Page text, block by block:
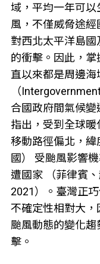
域，平均一年可
風，不僅威脅途
對西北太平洋島
的衝擊。因此，
直以來都是周邊海
（
合國政府間氣候
指出，受到全球暖
移動路徑偏北，
國） 受颱風影響
遭國家 （菲律賓
2021）。臺灣正
不確定性相對大
颱風動態的變化
擊。